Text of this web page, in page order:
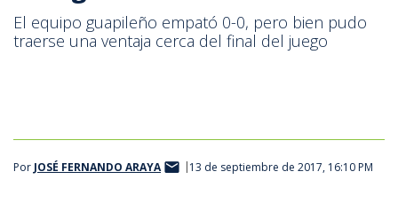
El equipo guapileño empató 0-0, pero bien pudo
traerse una ventaja cerca del final del juego
Por JOSÉ FERNANDO ARAYA 13 de septiembre de 2017, 16:10 PM